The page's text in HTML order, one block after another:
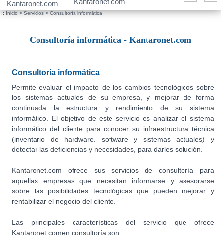
:: Inicio>Servicios>Consultoría informática
Consultoría informática - Kantaronet.com
Consultoría informática
Permite evaluar el impacto de los cambios tecnológicos sobre
los sistemas actuales de su empresa, y mejorar de forma
continuada la estructura y rendimiento de su sistema
informático. El objetivo de este servicio es analizar el sistema
informático del cliente para conocer su infraestructura técnica
(inventario de hardware, software y sistemas actuales) y
detectar las deficiencias y necesidades, para darles solución.
Kantaronet.com ofrece sus servicios de consultoría para
aquellas empresas que necesitan informarse y asesorarse
sobre las posibilidades tecnológicas que pueden mejorar y
rentabilizar el negocio del cliente.
Las principales características del servicio que ofrece
Kantaronet.comen consultoría son: